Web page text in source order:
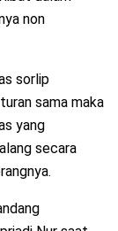
non
sorlip
sama maka
yang
secara